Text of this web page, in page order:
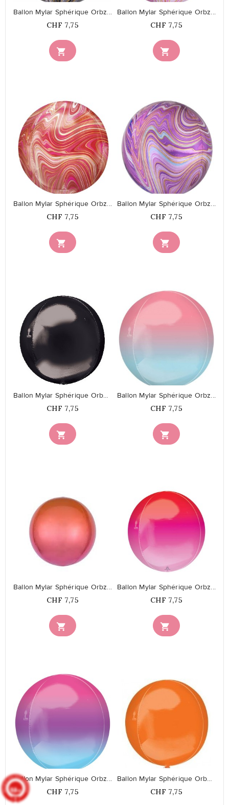

Ballon Mylar Sphérique Orbz...
Prix
CHF 7,75

Ballon Mylar Sphérique Orbz...
Prix
CHF 7,75
favorite_border

Ballon Mylar Sphérique Orbz...
Prix
CHF 7,75
favorite_border

Ballon Mylar Sphérique Orbz...
Prix
CHF 7,75
favorite_border

Ballon Mylar Sphérique Orbz Noir
Prix
CHF 7,75
favorite_border

Ballon Mylar Sphérique Orbz...
Prix
CHF 7,75

Ballon Mylar Sphérique Orbz...
Prix
CHF 7,75
favorite_border

Ballon Mylar Sphérique Orbz...
Prix
CHF 7,75
favorite_border
Ballon Mylar Sphérique Orbz...
Prix
CHF 7,75
favorite_border
Ballon Mylar Sphérique Orbz Orange
Prix
CHF 7,75
9.8/10
902 avis